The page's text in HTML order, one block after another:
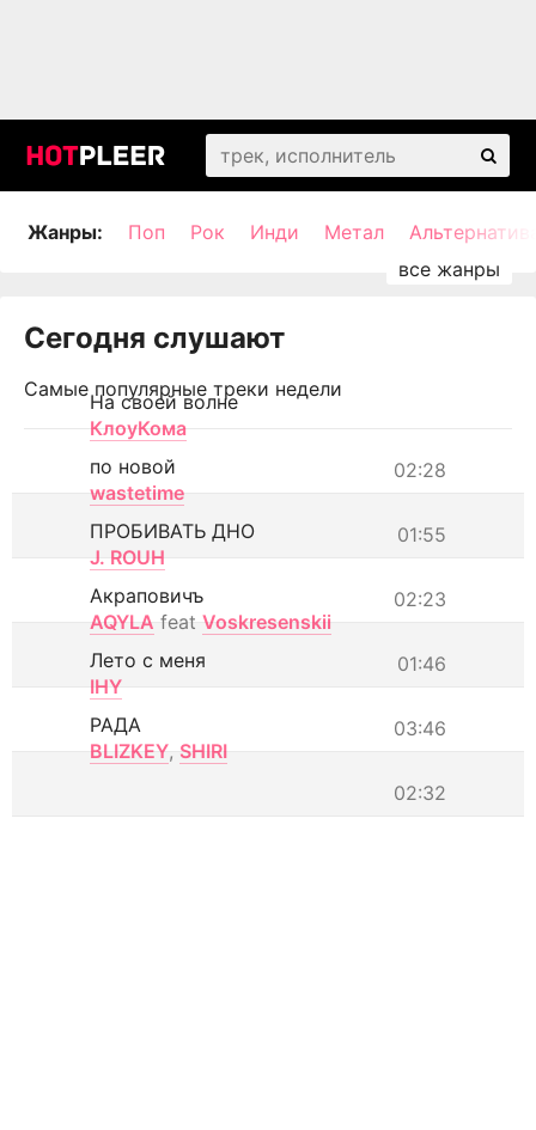
Жанры: Поп Рок Инди Метал
Сегодня слушают
Самые популярные треки недели
На своей волне
КлоуКома
02:28
по новой
wastetime
01:55
ПРОБИВАТЬ ДНО
J. ROUH
02:23
Акраповичъ
AQYLA feat Voskresenskii
01:46
Лето с меня
IHY
03:46
РАДА
BLIZKEY, SHIRI
02:32